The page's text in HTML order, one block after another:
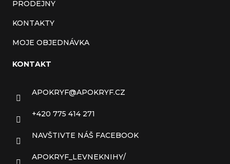
PRODEJNY
KONTAKTY
MOJE OBJEDNÁVKA
KONTAKT
APOKRYF@APOKRYF.CZ
+420 775 414 271
NAVŠTIVTE NÁŠ FACEBOOK
APOKRYF_LEVNEKNIHY/